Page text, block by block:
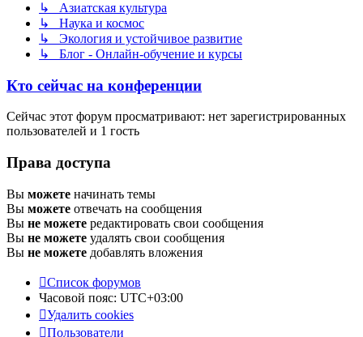
↳ Азиатская культура
↳ Наука и космос
↳ Экология и устойчивое развитие
↳ Блог - Онлайн-обучение и курсы
Кто сейчас на конференции
Сейчас этот форум просматривают: нет зарегистрированных
пользователей и 1 гость
Права доступа
Вы можете начинать темы
Вы можете отвечать на сообщения
Вы не можете редактировать свои сообщения
Вы не можете удалять свои сообщения
Вы не можете добавлять вложения
Список форумов
Часовой пояс: UTC+03:00
Удалить cookies
Пользователи